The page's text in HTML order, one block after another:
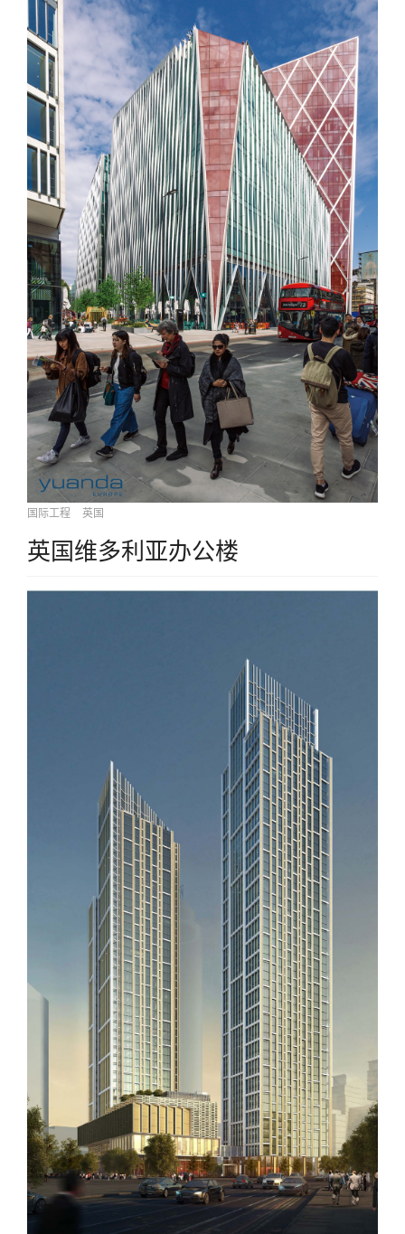
国际工程 英国
英国维多利亚办公楼